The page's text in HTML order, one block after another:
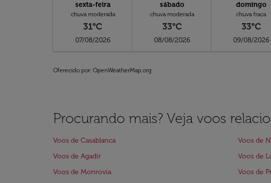
sexta-feira
chuva moderada
31°C
07/08/2026
sábado
chuva moderada
33°C
08/08/2026
domingo
chuva fraca
33°C
09/08/2026
Oferecido por: OpenWeatherMap.org
Procurando mais? Veja voos
Voos de Casablanca Voos de
Voos de Agadir
Voos de
Voos de Monrovia
Voos de